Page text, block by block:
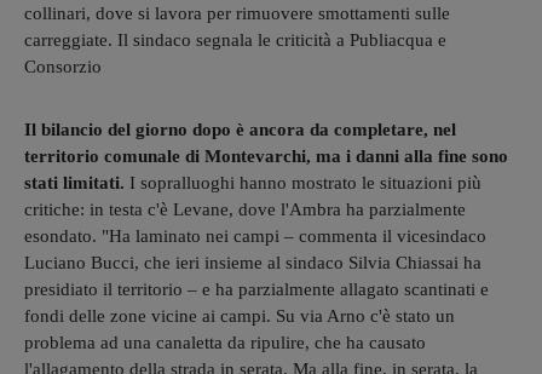
collinari, dove si lavora per rimuovere smottamenti sulle
carreggiate. Il sindaco segnala le criticità a Publiacqua e
Consorzio
Il bilancio del giorno dopo è ancora da completare, nel
territorio comunale di Montevarchi, ma i danni alla fine sono
stati limitati. I sopralluoghi hanno mostrato le situazioni più
critiche: in testa c'è Levane, dove l'Ambra ha parzialmente
esondato. "Ha laminato nei campi – commenta il vicesindaco
Luciano Bucci, che ieri insieme al sindaco Silvia Chiassai ha
presidiato il territorio – e ha parzialmente allagato scantinati e
fondi delle zone vicine ai campi. Su via Arno c'è stato un
problema ad una canaletta da ripulire, che ha causato
l'allagamento della strada in serata. Ma alla fine, in serata, la